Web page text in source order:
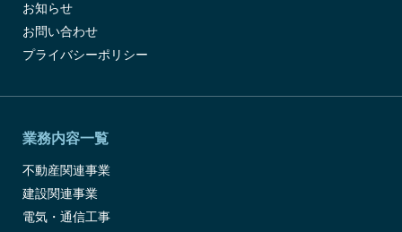
お知らせ
お問い合わせ
プライバシーポリシー
業務内容一覧
不動産関連事業
建設関連事業
電気・通信工事